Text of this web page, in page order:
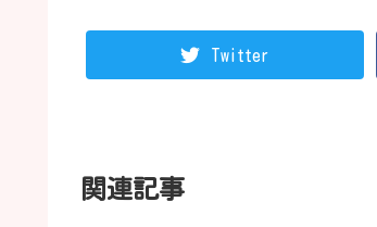
Twitter
関連記事